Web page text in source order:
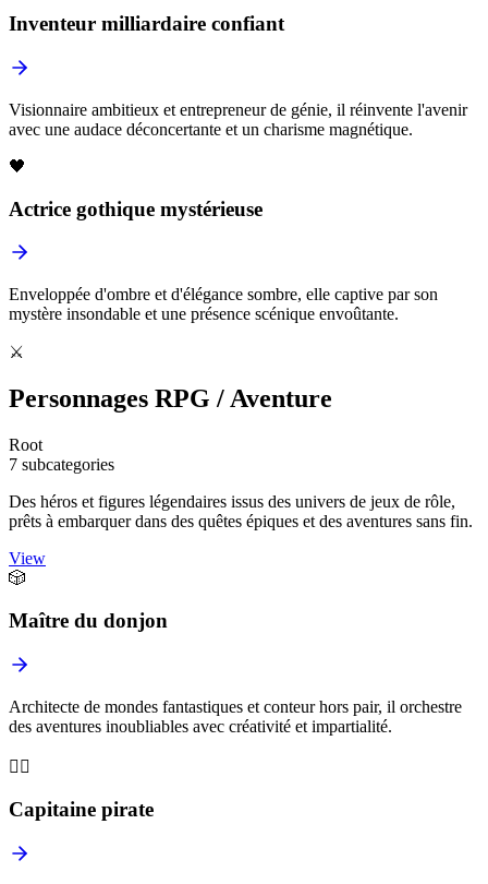
Inventeur milliardaire confiant
Visionnaire ambitieux et entrepreneur de génie, il réinvente l'avenir
avec une audace déconcertante et un charisme magnétique.
🖤
Actrice gothique mystérieuse
Enveloppée d'ombre et d'élégance sombre, elle captive par son
mystère insondable et une présence scénique envoûtante.
⚔️
Personnages RPG / Aventure
Root
7 subcategories
Des héros et figures légendaires issus des univers de jeux de rôle,
prêts à embarquer dans des quêtes épiques et des aventures sans fin.
View
🎲
Maître du donjon
Architecte de mondes fantastiques et conteur hors pair, il orchestre
des aventures inoubliables avec créativité et impartialité.
🏴‍☠️
Capitaine pirate